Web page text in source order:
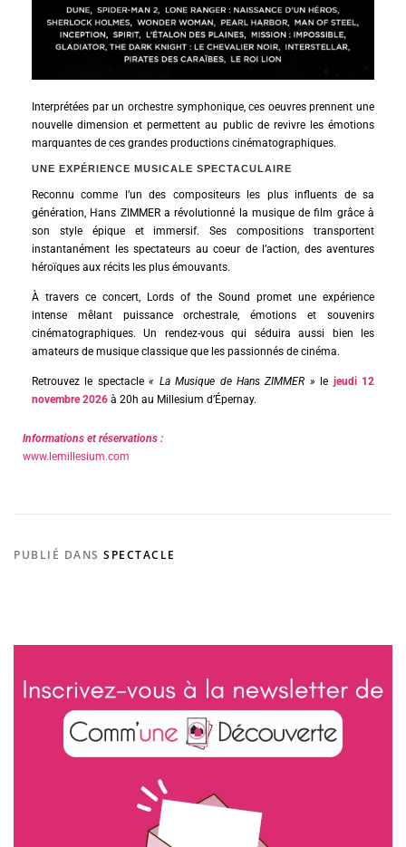
Interprétées par un orchestre symphonique, ces oeuvres prennent une
nouvelle dimension et permettent au public de revivre les émotions
marquantes de ces grandes productions cinématographiques.
UNE EXPÉRIENCE MUSICALE SPECTACULAIRE
Reconnu comme l’un des compositeurs les plus influents de sa
génération, Hans ZIMMER a révolutionné la musique de film grâce à
son style épique et immersif. Ses compositions transportent
instantanément les spectateurs au coeur de l’action, des aventures
héroïques aux récits les plus émouvants.
À travers ce concert, Lords of the Sound promet une expérience
intense mêlant puissance orchestrale, émotions et souvenirs
cinématographiques. Un rendez-vous qui séduira aussi bien les
amateurs de musique classique que les passionnés de cinéma.
Retrouvez le spectacle« La Musique de Hans ZIMMER » le jeudi 12
novembre 2026 à 20h au Millesium d’Épernay.
Informations et réservations :
www.lemillesium.com
PUBLIÉ DANS SPECTACLE